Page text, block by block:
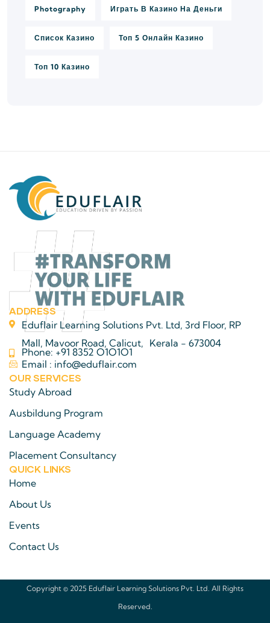
Photography Играть В Казино На Деньги
Список Казино Топ 5 Онлайн Казино
Топ 10 Казино
ADDRESS
Eduflair Learning Solutions Pvt. Ltd, 3rd Floor, RP
Mall, Mavoor Road, Calicut, Kerala - 673004
Phone: +91 8352 O1O1O1
Email : info@eduflair.com
OUR SERVICES
Study Abroad
Ausbildung Program
Language Academy
Placement Consultancy
QUICK LINKS​
Home
About Us
Events
Contact Us
Copyright © 2025 Eduflair Learning Solutions Pvt. Ltd. All Rights
Reserved.